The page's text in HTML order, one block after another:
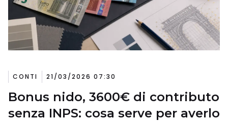
CONTI 21/03/2026 07:30
Bonus nido, 3600€ di contributo
senza INPS: cosa serve per averlo